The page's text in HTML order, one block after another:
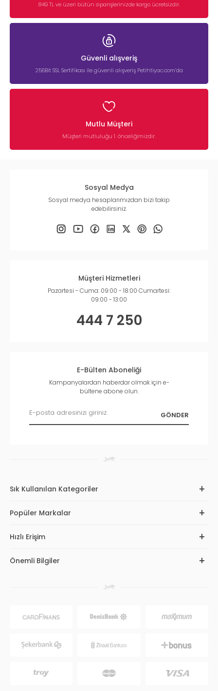
849 TL ve üzeri bütün siparişlerinizde kargo ücretsizdir.
Güvenli alışveriş
256Bit SSL Sertifikası ile güvenli alışveriş Petihtiyac.com’da
Mutlu Müşteri
Müşteri mutluluğu 1. önceliğimizdir.
Sosyal Medya
Sosyal medya hesaplarımızdan bizi takip
edebilirsiniz.
Müşteri Hizmetleri
Pazartesi - Cuma: 09:00 - 18:00 Cumartesi:
09:00 - 13:00
444 7 250
E-Bülten Aboneliği
Kampanyalardan haberdar olmak için e-
bültene abone olun.
Sık Kullanılan Kategoriler
Popüler Markalar
Hızlı Erişim
Önemli Bilgiler